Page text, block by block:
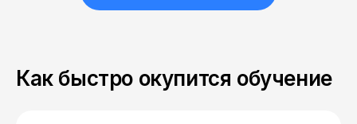
Как быстро окупится обучение